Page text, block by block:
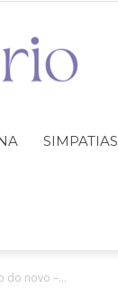
SIMPATIAS
do novo –...